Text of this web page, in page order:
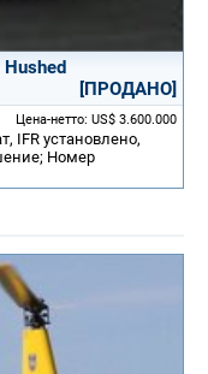
[ПРОДАНО]
Цена-нетто: US$ 3.600.000
IFR установлено,
Номер